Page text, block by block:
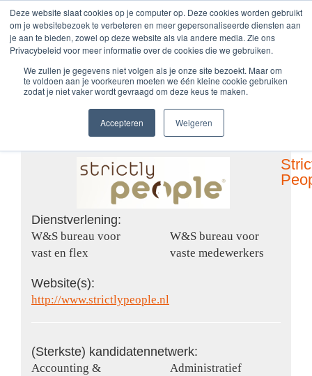
Deze website slaat cookies op je computer op. Deze cookies worden gebruikt
om je websitebezoek te verbeteren en meer gepersonaliseerde diensten aan
je aan te bieden, zowel op deze website als via andere media. Zie ons
Privacybeleid voor meer informatie over de cookies die we gebruiken.
We zullen je gegevens niet volgen als je onze site bezoekt. Maar om
te voldoen aan je voorkeuren moeten we één kleine cookie gebruiken
zodat je niet vaker wordt gevraagd om deze keus te maken.
Accepteren Weigeren
Zum
Inhalt
springen
Strictly People
Dienstverlening:
W&S bureau voor
vast en flex
W&S bureau voor
vaste medewerkers
Website(s):
http://www.strictlypeople.nl
(Sterkste) kandidatennetwerk:
Accounting &
Administratief